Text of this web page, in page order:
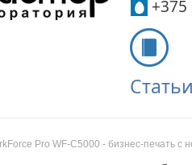
Pro WF-C5000 - бизнес-печать с